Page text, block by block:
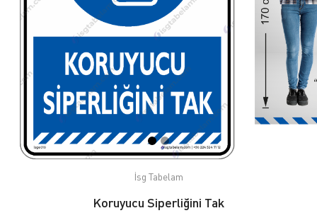
İsg Tabelam
Koruyucu Siperliğini Tak